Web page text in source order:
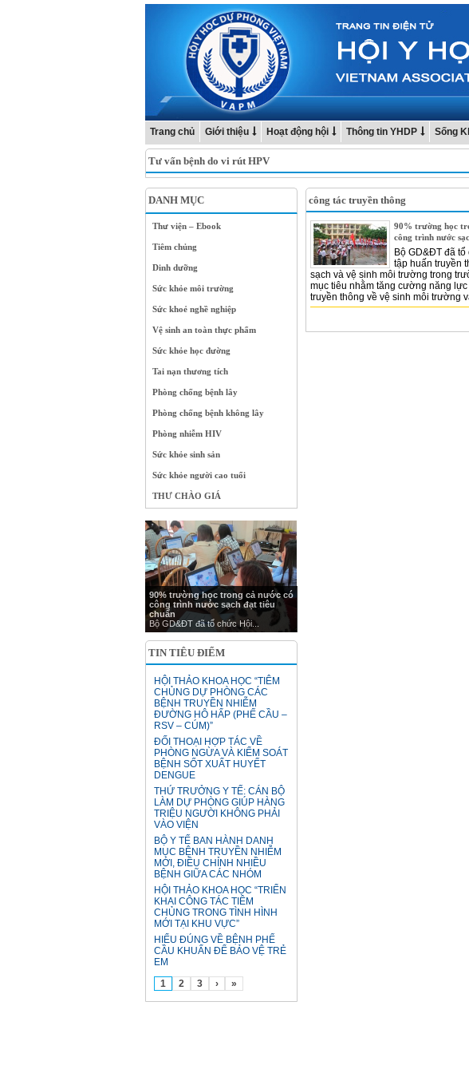
Trang chủ Giới thiệu Hoạt động hội Thông tin YHDP Sống
Tư vấn bệnh do vi rút HPV
DANH MỤC
Thư viện – Ebook
Tiêm chủng
Dinh dưỡng
Sức khỏe môi trường
Sức khoẻ nghề nghiệp
Vệ sinh an toàn thực phẩm
Sức khỏe học đường
Tai nạn thương tích
Phòng chống bệnh lây
Phòng chống bệnh không lây
Phòng nhiễm HIV
Sức khỏe sinh sản
Sức khỏe người cao tuổi
THƯ CHÀO GIÁ
90% trường học trong cả nước có
công trình nước sạch đạt tiêu
chuẩn
Bộ GD&ĐT đã tổ chức Hội...
TIN TIÊU ĐIỂM
HỘI THẢO KHOA HỌC “TIÊM
CHỦNG DỰ PHÒNG CÁC
BỆNH TRUYỀN NHIỄM
ĐƯỜNG HÔ HẤP (PHẾ CẦU –
RSV – CÚM)”
ĐỐI THOẠI HỢP TÁC VỀ
PHÒNG NGỪA VÀ KIỂM SOÁT
BỆNH SỐT XUẤT HUYẾT
DENGUE
THỨ TRƯỞNG Y TẾ: CÁN BỘ
LÀM DỰ PHÒNG GIÚP HÀNG
TRIỆU NGƯỜI KHÔNG PHẢI
VÀO VIỆN
BỘ Y TẾ BAN HÀNH DANH
MỤC BỆNH TRUYỀN NHIỄM
MỚI, ĐIỀU CHỈNH NHIỀU
BỆNH GIỮA CÁC NHÓM
HỘI THẢO KHOA HỌC “TRIỂN
KHAI CÔNG TÁC TIÊM
CHỦNG TRONG TÌNH HÌNH
MỚI TẠI KHU VỰC”
HIỂU ĐÚNG VỀ BỆNH PHẾ
CẦU KHUẨN ĐỂ BẢO VỆ TRẺ
EM
1
2 3 › »
công tác truyền thông
90% trường học
công trình nước
Bộ GD&ĐT đã
tập huấn truyền
sạch và vệ sinh môi trường trong
mục tiêu nhằm tăng cường năng
truyền thông về vệ sinh môi trường